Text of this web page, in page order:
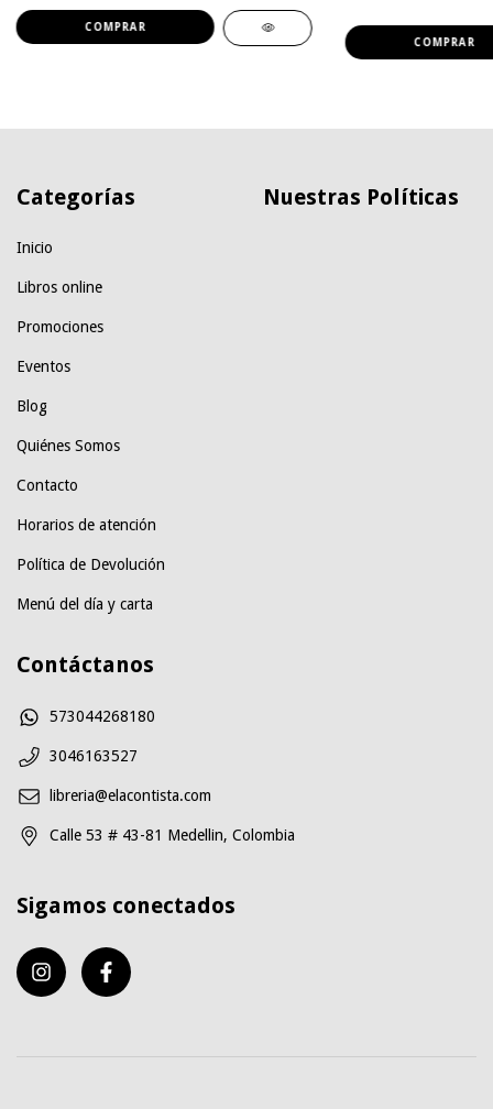
Categorías
Inicio
Libros online
Promociones
Eventos
Blog
Quiénes Somos
Contacto
Horarios de atención
Política de Devolución
Menú del día y carta
Nuestras Políticas
Contáctanos
573044268180
3046163527
libreria@elacontista.com
Calle 53 # 43-81 Medellin, Colombia
Sigamos conectados